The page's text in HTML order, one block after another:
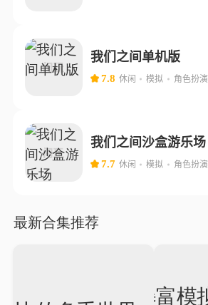
我们之间单机版
7.8 休闲 模拟 角色扮演
我们之间沙盒游乐场
7.7 休闲 模拟 角色扮演
最新合集推荐